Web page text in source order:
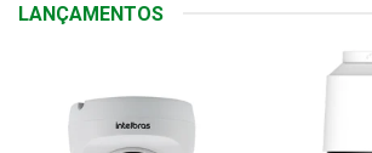
LANÇAMENTOS